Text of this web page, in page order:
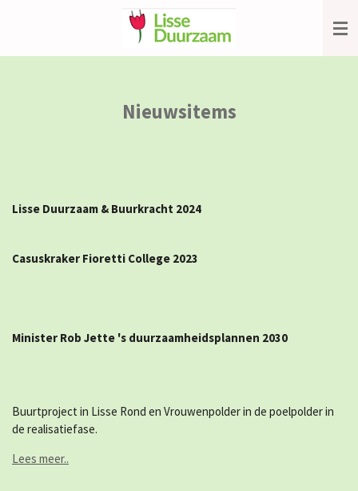
Nieuwsitems
Lisse Duurzaam & Buurkracht 2024
Casuskraker Fioretti College 2023
Minister Rob Jette 's duurzaamheidsplannen 2030
Buurtproject in Lisse Rond en Vrouwenpolder in de poelpolder in
de realisatiefase.
Lees meer..